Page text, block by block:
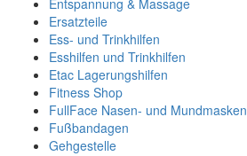
Entspannung & Massage
Ersatzteile
Ess- und Trinkhilfen
Esshilfen und Trinkhilfen
Etac Lagerungshilfen
Fitness Shop
FullFace Nasen- und Mundmasken
Fußbandagen
Gehgestelle